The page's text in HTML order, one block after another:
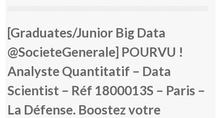
[Graduates/Junior Big Data
@SocieteGenerale] POURVU !
Analyste Quantitatif – Data
Scientist – Réf 1800013S – Paris –
La Défense. Boostez votre